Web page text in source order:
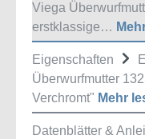
Viega
erstklassige…
Eigenschaften
Überwurfmutter
Verchromt" Mehr
Datenblätter &